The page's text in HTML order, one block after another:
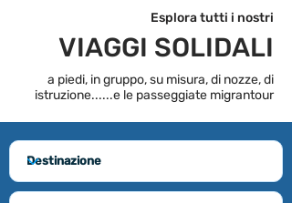
Esplora tutti i nostri
VIAGGI SOLIDALI
a piedi, in gruppo, su misura, di nozze, di
istruzione......e le passeggiate migrantour